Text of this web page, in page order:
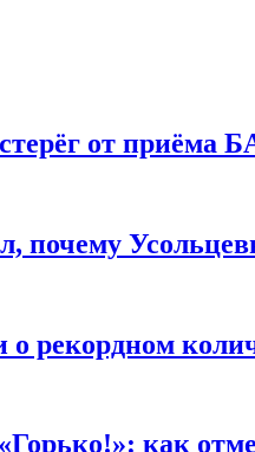
от приёма
почему
рекордном
как